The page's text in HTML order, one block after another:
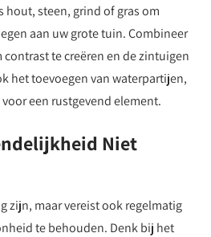
hout, steen, grind of gras om
aan uw grote tuin. Combineer
te creëren en de zintuigen
het toevoegen van waterpartijen,
een rustgevend element.
Niet
zijn, maar vereist ook regelmatig
te behouden. Denk bij het